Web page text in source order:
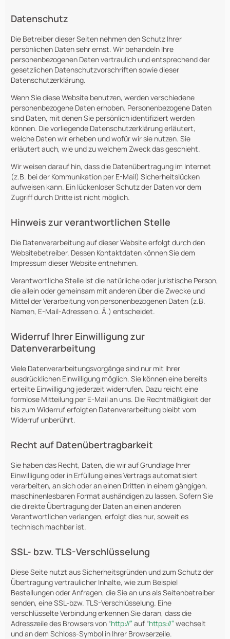
Datenschutz
Die Betreiber dieser Seiten nehmen den Schutz Ihrer
persönlichen Daten sehr ernst. Wir behandeln Ihre
personenbezogenen Daten vertraulich und entsprechend der
gesetzlichen Datenschutzvorschriften sowie dieser
Datenschutzerklärung.
Wenn Sie diese Website benutzen, werden verschiedene
personenbezogene Daten erhoben. Personenbezogene Daten
sind Daten, mit denen Sie persönlich identifiziert werden
können. Die vorliegende Datenschutzerklärung erläutert,
welche Daten wir erheben und wofür wir sie nutzen. Sie
erläutert auch, wie und zu welchem Zweck das geschieht.
Wir weisen darauf hin, dass die Datenübertragung im Internet
(z.B. bei der Kommunikation per E-Mail) Sicherheitslücken
aufweisen kann. Ein lückenloser Schutz der Daten vor dem
Zugriff durch Dritte ist nicht möglich.
Hinweis zur verantwortlichen Stelle
Die Datenverarbeitung auf dieser Website erfolgt durch den
Websitebetreiber. Dessen Kontaktdaten können Sie dem
Impressum dieser Website entnehmen.
Verantwortliche Stelle ist die natürliche oder juristische Person,
die allein oder gemeinsam mit anderen über die Zwecke und
Mittel der Verarbeitung von personenbezogenen Daten (z.B.
Namen, E-Mail-Adressen o. Ä.) entscheidet.
Widerruf Ihrer Einwilligung zur
Datenverarbeitung
Viele Datenverarbeitungsvorgänge sind nur mit Ihrer
ausdrücklichen Einwilligung möglich. Sie können eine bereits
erteilte Einwilligung jederzeit widerrufen. Dazu reicht eine
formlose Mitteilung per E-Mail an uns. Die Rechtmäßigkeit der
bis zum Widerruf erfolgten Datenverarbeitung bleibt vom
Widerruf unberührt.
Recht auf Datenübertragbarkeit
Sie haben das Recht, Daten, die wir auf Grundlage Ihrer
Einwilligung oder in Erfüllung eines Vertrags automatisiert
verarbeiten, an sich oder an einen Dritten in einem gängigen,
maschinenlesbaren Format aushändigen zu lassen. Sofern Sie
die direkte Übertragung der Daten an einen anderen
Verantwortlichen verlangen, erfolgt dies nur, soweit es
technisch machbar ist.
SSL- bzw. TLS-Verschlüsselung
Diese Seite nutzt aus Sicherheitsgründen und zum Schutz der
Übertragung vertraulicher Inhalte, wie zum Beispiel
Bestellungen oder Anfragen, die Sie an uns als Seitenbetreiber
senden, eine SSL-bzw. TLS-Verschlüsselung. Eine
verschlüsselte Verbindung erkennen Sie daran, dass die
Adresszeile des Browsers von “http://” auf “https://” wechselt
und an dem Schloss-Symbol in Ihrer Browserzeile.